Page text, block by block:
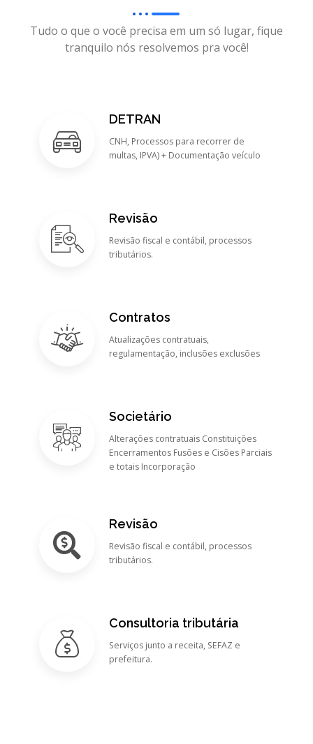
Tudo o que o você precisa em um só lugar, fique
tranquilo nós resolvemos pra você!
DETRAN
CNH, Processos para recorrer de
multas, IPVA) + Documentação veículo
Revisão
Revisão fiscal e contábil, processos
tributários.
Contratos
Atualizações contratuais,
regulamentação, inclusões exclusões
Societário
Alterações contratuais Constituições
Encerramentos Fusões e Cisões Parciais
e totais Incorporação
Revisão
Revisão fiscal e contábil, processos
tributários.
Consultoria tributária
Serviços junto a receita, SEFAZ e
prefeitura.